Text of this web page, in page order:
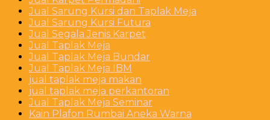
Jual Sarung Kursi dan Taplak Meja
Jual Sarung Kursi Futura
Jual Segala Jenis Karpet
Jual Taplak Meja
Jual Taplak Meja Bundar
Jual Taplak Meja IBM
jual taplak meja makan
jual taplak meja perkantoran
Jual Taplak Meja Seminar
Kain Plafon Rumbai Aneka Warna